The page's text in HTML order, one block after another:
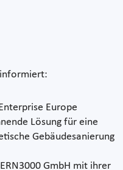
Europe
Lösung für eine
Gebäudesanierung
GmbH mit ihrer